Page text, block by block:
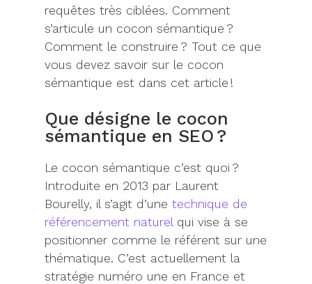
requêtes très ciblées. Comment
s’articule un cocon sémantique ?
Comment le construire ? Tout ce que
vous devez savoir sur le cocon
sémantique est dans cet article !
Que désigne le cocon
sémantique en SEO ?
Le cocon sémantique c’est quoi ?
Introduite en 2013 par Laurent
Bourelly, il s’agit d’une technique de
référencement naturel qui vise à se
positionner comme le référent sur une
thématique. C’est actuellement la
stratégie numéro une en France et